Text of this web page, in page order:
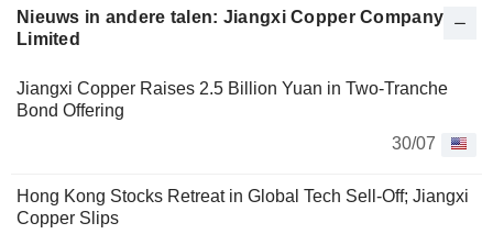
Nieuws in andere talen: Jiangxi Copper Company
Limited
Jiangxi Copper Raises 2.5 Billion Yuan in Two-Tranche
Bond Offering
30/07
Hong Kong Stocks Retreat in Global Tech Sell-Off; Jiangxi
Copper Slips